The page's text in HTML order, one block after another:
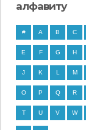
алфавиту
# A B C
E F G H
J K L M
O P Q R
T U V W